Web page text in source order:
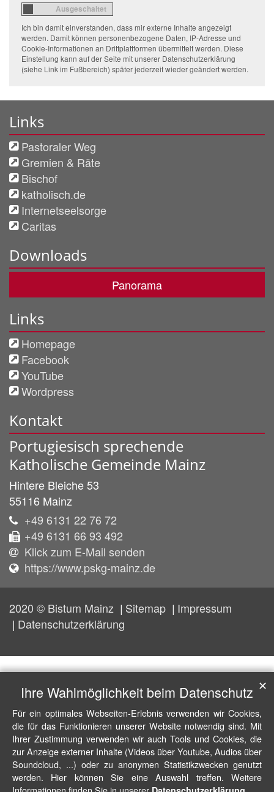
Ich bin damit einverstanden, dass mir externe Inhalte angezeigt
werden. Damit können personenbezogene Daten, IP-Adresse und
Cookie-Informationen an Drittplattformen übermittelt werden. Diese
Einstellung kann auf der Seite mit unserer Datenschutzerklärung
(siehe Link im Fußbereich) später jederzeit wieder geändert werden.
Links
Pastoraler Weg
Gremien & Räte
Bischof
katholisch.de
Internetseelsorge
Caritas
Downloads
Panorama
Links
Homepage
Facebook
YouTube
Wordpress
Kontakt
Portugiesisch sprechende
Katholische Gemeinde Mainz
Hintere Bleiche 53
55116 Mainz
+49 6131 22 76 72
+49 6131 66 93 492
Klick zum E-Mail senden
https://www.pskg-mainz.de
2020 © Bistum Mainz Sitemap
Impressum
Datenschutzerklärung
Ihre Wahlmöglichkeit beim Datenschutz
Für ein optimales Webseiten-Erlebnis verwenden wir Cookies,
die für das Funktionieren unserer Website notwendig sind. Mit
Ihrer Zustimmung verwenden wir auch Tools und Cookies, die
zur Anzeige externer Inhalte (Videos über Youtube, Audios über
Soundcloud, ...) oder zu anonymen Statistikzwecken genutzt
werden. Hier können Sie eine Auswahl treffen. Weitere
✕